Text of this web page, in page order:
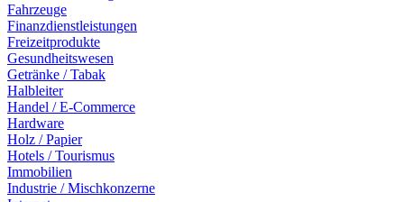
Fahrzeuge
Finanzdienstleistungen
Freizeitprodukte
Gesundheitswesen
Getränke / Tabak
Halbleiter
Handel / E-Commerce
Hardware
Holz / Papier
Hotels / Tourismus
Immobilien
Industrie / Mischkonzerne